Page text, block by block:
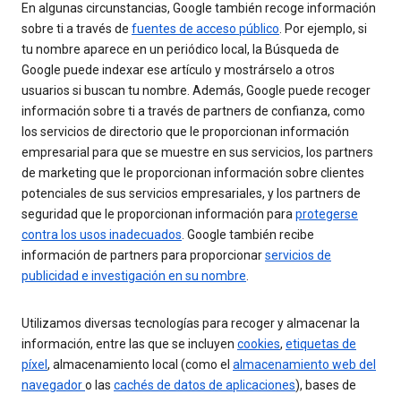
En algunas circunstancias, Google también recoge información
sobre ti a través de fuentes de acceso público . Por ejemplo, si
tu nombre aparece en un periódico local, la Búsqueda de
Google puede indexar ese artículo y mostrárselo a otros
usuarios si buscan tu nombre. Además, Google puede recoger
información sobre ti a través de partners de confianza, como
los servicios de directorio que le proporcionan información
empresarial para que se muestre en sus servicios, los partners
de marketing que le proporcionan información sobre clientes
potenciales de sus servicios empresariales, y los partners de
seguridad que le proporcionan información para protegerse
contra los usos inadecuados . Google también recibe
información de partners para proporcionarservicios de
publicidad e investigación en su nombre
Utilizamos diversas tecnologías para recoger y almacenar la
información, entre las que se incluyen cookies, etiquetas de
píxel , almacenamiento local (como el almacenamiento web del
navegadoro las cachés de datos de aplicaciones), bases de